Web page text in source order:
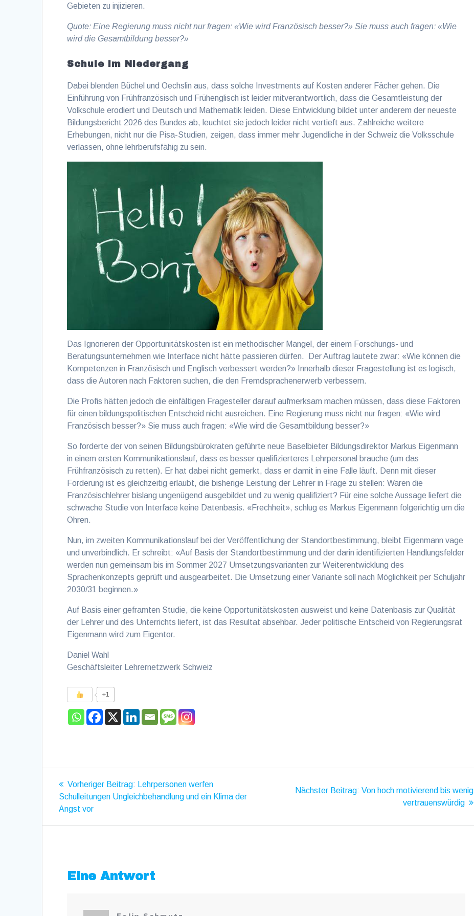
Gebieten zu injizieren.
Quote: Eine Regierung muss nicht nur fragen: «Wie wird Französisch besser?» Sie muss auch fragen: «Wie
wird die Gesamtbildung besser?»
Schule im Niedergang
Dabei blenden Büchel und Oechslin aus, dass solche Investments auf Kosten anderer Fächer gehen. Die
Einführung von Frühfranzösisch und Frühenglisch ist leider mitverantwortlich, dass die Gesamtleistung der
Volkschule erodiert und Deutsch und Mathematik leiden. Diese Entwicklung bildet unter anderem der neueste
Bildungsbericht 2026 des Bundes ab, leuchtet sie jedoch leider nicht vertieft aus. Zahlreiche weitere
Erhebungen, nicht nur die Pisa-Studien, zeigen, dass immer mehr Jugendliche in der Schweiz die Volksschule
verlassen, ohne lehrberufsfähig zu sein.
Das Ignorieren der Opportunitätskosten ist ein methodischer Mangel, der einem Forschungs- und
Beratungsunternehmen wie Interface nicht hätte passieren dürfen. Der Auftrag lautete zwar: «Wie können die
Kompetenzen in Französisch und Englisch verbessert werden?» Innerhalb dieser Fragestellung ist es logisch,
dass die Autoren nach Faktoren suchen, die den Fremdsprachenerwerb verbessern.
Die Profis hätten jedoch die einfältigen Fragesteller darauf aufmerksam machen müssen, dass diese Faktoren
für einen bildungspolitischen Entscheid nicht ausreichen. Eine Regierung muss nicht nur fragen: «Wie wird
Französisch besser?» Sie muss auch fragen: «Wie wird die Gesamtbildung besser?»
So forderte der von seinen Bildungsbürokraten geführte neue Baselbieter Bildungsdirektor Markus Eigenmann
in einem ersten Kommunikationslauf, dass es besser qualifizierteres Lehrpersonal brauche (um das
Frühfranzösisch zu retten). Er hat dabei nicht gemerkt, dass er damit in eine Falle läuft. Denn mit dieser
Forderung ist es gleichzeitig erlaubt, die bisherige Leistung der Lehrer in Frage zu stellen: Waren die
Französischlehrer bislang ungenügend ausgebildet und zu wenig qualifiziert? Für eine solche Aussage liefert die
schwache Studie von Interface keine Datenbasis. «Frechheit», schlug es Markus Eigenmann folgerichtig um die
Ohren.
Nun, im zweiten Kommunikationslauf bei der Veröffentlichung der Standortbestimmung, bleibt Eigenmann vage
und unverbindlich. Er schreibt: «Auf Basis der Standortbestimmung und der darin identifizierten Handlungsfelder
werden nun gemeinsam bis im Sommer 2027 Umsetzungsvarianten zur Weiterentwicklung des
Sprachenkonzepts geprüft und ausgearbeitet. Die Umsetzung einer Variante soll nach Möglichkeit per Schuljahr
2030/31 beginnen.»
Auf Basis einer geframten Studie, die keine Opportunitätskosten ausweist und keine Datenbasis zur Qualität
der Lehrer und des Unterrichts liefert, ist das Resultat absehbar. Jeder politische Entscheid von Regierungsrat
Eigenmann wird zum Eigentor.
Daniel Wahl
Geschäftsleiter Lehrernetzwerk Schweiz
+1
Beitragsnavigation
Vorheriger Beitrag: Vorheriger
Beitrag:
Lehrpersonen werfen
Schulleitungen Ungleichbehandlung und ein Klima der
Angst vor
Nächster Beitrag:Nächster
Von hoch motivierend bis wenig
vertrauenswürdig
Eine Antwort